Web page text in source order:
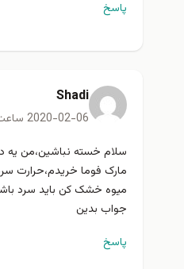
پاسخ
Shadi
2020-02-06 ساعت 23:49
سلام خسته نباشین،من
مارک فوما خریدم،حرارت
میوه خشک کن باید سرد
جواب بدین
پاسخ